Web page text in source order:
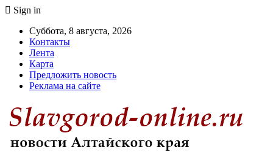
Sign in
Суббота, 8 августа, 2026
Контакты
Лента
Карта
Предложить новость
Реклама на сайте